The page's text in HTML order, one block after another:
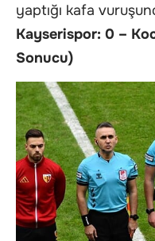
yaptığı kafa
Kayserispor: 0 –
Sonucu)